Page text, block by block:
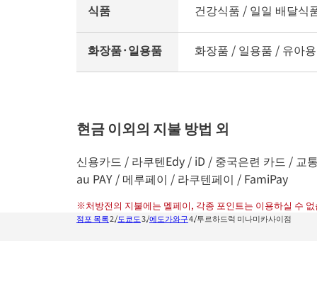
식품 건강식품 / 일일 배달식
화장품·일용품 화장품 / 일용품 / 유아
현금 이외의 지불 방법 외
신용카드 / 라쿠텐Edy / iD / 중국은련 카드 / 교
au PAY / 메루페이 / 라쿠텐페이 / FamiPay
※처방전의 지불에는 멜페이, 각종 포인트는 이용하실 수
점포 목록 도쿄도 에도가와구 투르하드럭 미나미카사이점